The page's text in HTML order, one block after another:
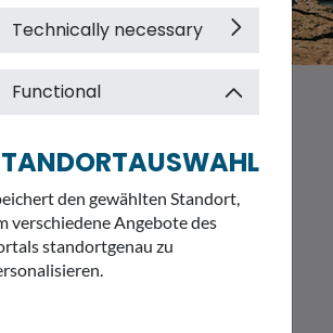
in Bayern
DÜRRE
Technically necessary
Functional
den gewählten Standort,
verschiedene Angebote des
standortgenau zu